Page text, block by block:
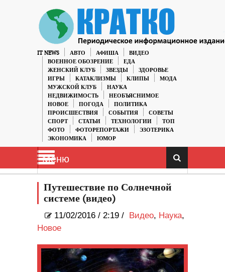
IT NEWS АВТО АФИША
ВИДЕО
ВОЕННОЕ ОБОЗРЕНИЕ
ЕДА
ЖЕНСКИЙ КЛУБ
ЗВЕЗДЫ
ЗДОРОВЬЕ
ИГРЫ
КАТАКЛИЗМЫ КЛИПЫ
МОДА
МУЖСКОЙ КЛУБ
НАУКА
НЕДВИЖИМОСТЬ
НЕОБЪЯСНИМОЕ
НОВОЕ
ПОГОДА
ПОЛИТИКА
ПРОИСШЕСТВИЯ
СОБЫТИЯ
СОВЕТЫ
СПОРТ
СТАТЬИ ТЕХНОЛОГИИ
ТОП
ФОТО
ФОТОРЕПОРТАЖИ
ЭЗОТЕРИКА
ЭКОНОМИКА
ЮМОР
Меню
Путешествие по Солнечной
системе (видео)
11/02/2016 / 2:19 / Видео, Наука,
Новое